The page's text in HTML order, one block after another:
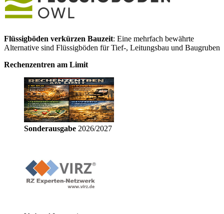
Flüssigböden verkürzen Bauzeit: Eine mehrfach bewährte
Alternative sind Flüssigböden für Tief-, Leitungsbau und Baugruben
Rechenzentren am Limit
Sonderausgabe 2026/2027